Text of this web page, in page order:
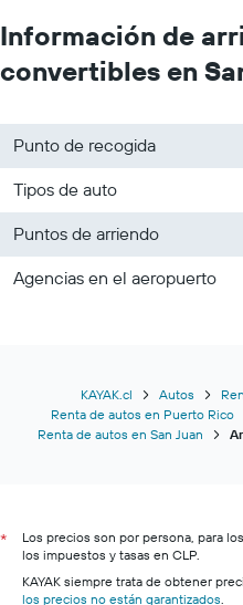
Información de
convertibles en
Punto de recogida
Tipos de auto
Puntos de arriendo
Agencias en el aeropuerto
KAYAK.cl Autos
Renta de autos en Puerto Rico
Renta de autos en San Juan
*
Los precios son por persona, para
los impuestos y tasas en CLP.
KAYAK siempre trata de obtener
los precios no están garantizados.